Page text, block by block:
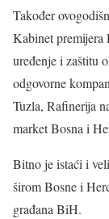
Također
Kabinet premijera
uređenje i zaštitu
odgovorne
Tuzla, Rafinerija
market Bosna i
Bitno je istaći i
širom Bosne i
građana BiH.